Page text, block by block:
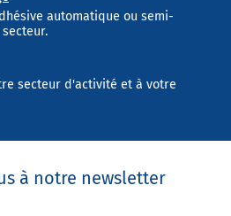
automatique ou semi-
secteur d'activité et à votre
à notre newsletter